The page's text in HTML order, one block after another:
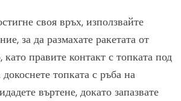
своя връх, използвайте
за да размахате ракетата от
правите контакт с топката под
топката с ръба на
въртене, докато запазвате